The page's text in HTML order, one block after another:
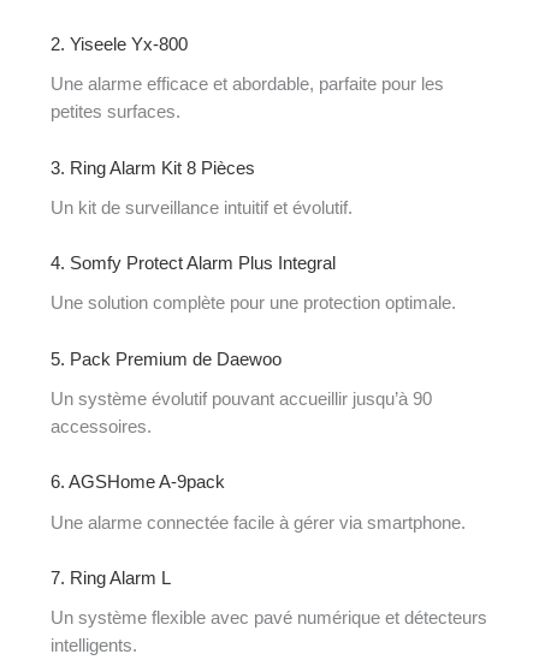
2. Yiseele Yx-800
Une alarme efficace et abordable, parfaite pour les
petites surfaces.
3. Ring Alarm Kit 8 Pièces
Un kit de surveillance intuitif et évolutif.
4. Somfy Protect Alarm Plus Integral
Une solution complète pour une protection optimale.
5. Pack Premium de Daewoo
Un système évolutif pouvant accueillir jusqu’à 90
accessoires.
6. AGSHome A-9pack
Une alarme connectée facile à gérer via smartphone.
7. Ring Alarm L
Un système flexible avec pavé numérique et détecteurs
intelligents.